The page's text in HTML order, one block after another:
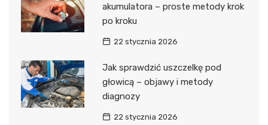
akumulatora – proste metody krok
po kroku
22 stycznia 2026
Jak sprawdzić uszczelkę pod
głowicą – objawy i metody
diagnozy
22 stycznia 2026